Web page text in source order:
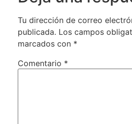
Tu dirección de correo
publicada. Los campos
marcados con *
Comentario *